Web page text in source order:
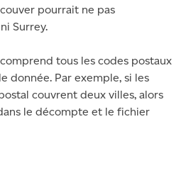
pourrait ne pas
Surrey.
tous les codes postaux
donnée. Par exemple, si les
couvrent deux villes, alors
le décompte et le fichier